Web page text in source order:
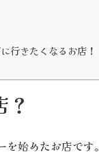
行きたくなるお店！
始めたお店です。